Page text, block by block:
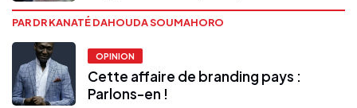
PAR DR KANATÉ DAHOUDA SOUMAHORO
OPINION
Cette affaire de branding pays :
Parlons-en !